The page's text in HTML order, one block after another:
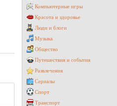
Компьютерные игры
Красота и здоровье
Люди и блоги
Музыка
Общество
Путешествия и события
Развлечения
Сериалы
Спорт
Транспорт